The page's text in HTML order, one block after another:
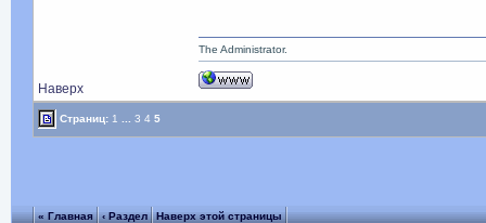
Наверх
The Administrator.
Страниц: 1 3 4 5
« Главная ‹ Раздел Наверх этой страницы